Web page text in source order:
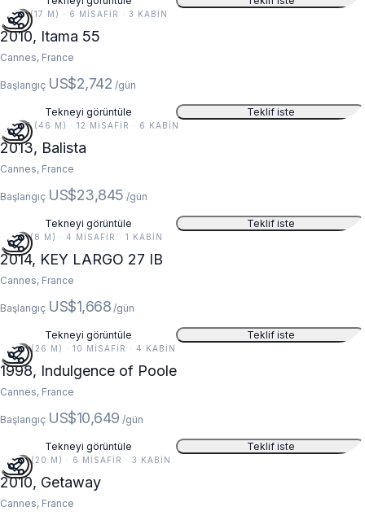
55 FT (17 M) · 6 MISAFIR · 3 KABIN
2010, Itama 55
Cannes, France
Başlangıç US$2,742 /gün
Tekneyi görüntüle Teklif iste
5
152 FT (46 M) · 12 MISAFIR · 6 KABIN
2013, Balista
Cannes, France
Başlangıç US$23,845 /gün
Tekneyi görüntüle Teklif iste
27 FT (8 M) · 4 MISAFIR · 1 KABIN
2014, KEY LARGO 27 IB
Cannes, France
Başlangıç US$1,668 /gün
Tekneyi görüntüle Teklif iste
85 FT (26 M) · 10 MISAFIR · 4 KABIN
1998, Indulgence of Poole
Cannes, France
Başlangıç US$10,649 /gün
Tekneyi görüntüle Teklif iste
67 FT (20 M) · 6 MISAFIR · 3 KABIN
2010, Getaway
Cannes, France